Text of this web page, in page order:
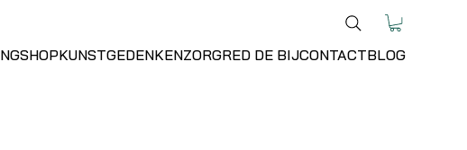
SHOPKUNSTGEDENKENZORGRED DE BIJCONTACTBLOG